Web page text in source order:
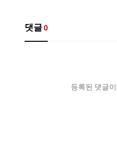
댓글0
등록된 댓글